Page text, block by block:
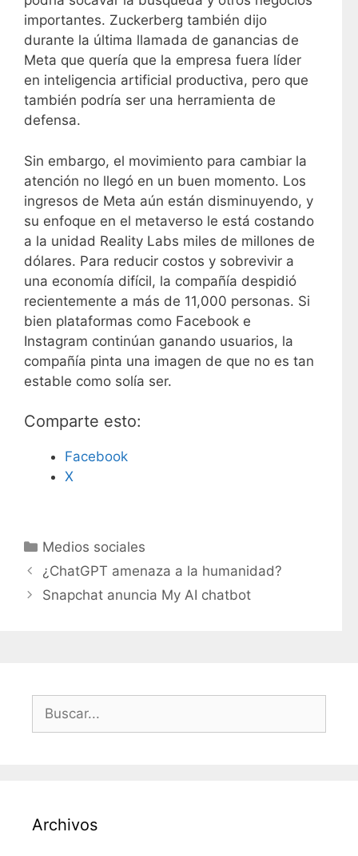
importantes. Zuckerberg también dijo
durante la última llamada de ganancias de
Meta que quería que la empresa fuera líder
en inteligencia artificial productiva, pero que
también podría ser una herramienta de
defensa.
Sin embargo, el movimiento para cambiar la
atención no llegó en un buen momento. Los
ingresos de Meta aún están disminuyendo, y
su enfoque en el metaverso le está costando
a la unidad Reality Labs miles de millones de
dólares. Para reducir costos y sobrevivir a
una economía difícil, la compañía despidió
recientemente a más de 11,000 personas. Si
bien plataformas como Facebook e
Instagram continúan ganando usuarios, la
compañía pinta una imagen de que no es tan
estable como solía ser.
Comparte esto:
Facebook
X
C
t
e
s
Medios sociales
¿ChatGPT amenaza a la humanidad?
Snapchat anuncia My AI chatbot
:Archivos